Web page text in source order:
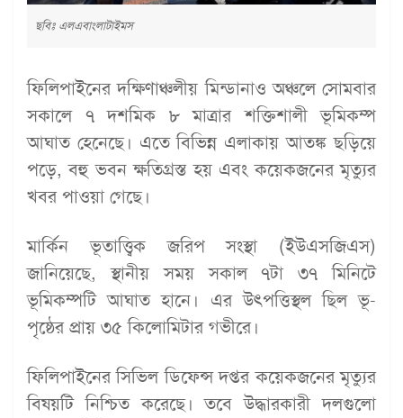
ছবিঃ এলএবাংলাটাইমস
ফিলিপাইনের দক্ষিণাঞ্চলীয় মিন্ডানাও অঞ্চলে সোমবার
সকালে ৭ দশমিক ৮ মাত্রার শক্তিশালী ভূমিকম্প
আঘাত হেনেছে। এতে বিভিন্ন এলাকায় আতঙ্ক ছড়িয়ে
পড়ে, বহু ভবন ক্ষতিগ্রস্ত হয় এবং কয়েকজনের মৃত্যুর
খবর পাওয়া গেছে।
মার্কিন ভূতাত্ত্বিক জরিপ সংস্থা (ইউএসজিএস)
জানিয়েছে, স্থানীয় সময় সকাল ৭টা ৩৭ মিনিটে
ভূমিকম্পটি আঘাত হানে। এর উৎপত্তিস্থল ছিল ভূ-
পৃষ্ঠের প্রায় ৩৫ কিলোমিটার গভীরে।
ফিলিপাইনের সিভিল ডিফেন্স দপ্তর কয়েকজনের মৃত্যুর
বিষয়টি নিশ্চিত করেছে। তবে উদ্ধারকারী দলগুলো